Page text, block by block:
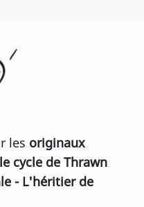
les originaux
cycle de Thrawn
- L'héritier de